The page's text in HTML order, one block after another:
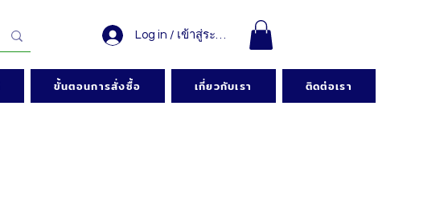
Log in / เข้าสู่ระบบ
ขั้นตอนการสั่งซื้อ เกี่ยวกับเรา ติดต่อเรา